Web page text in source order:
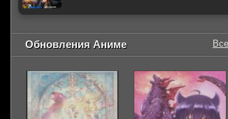
Обновления Аниме Все